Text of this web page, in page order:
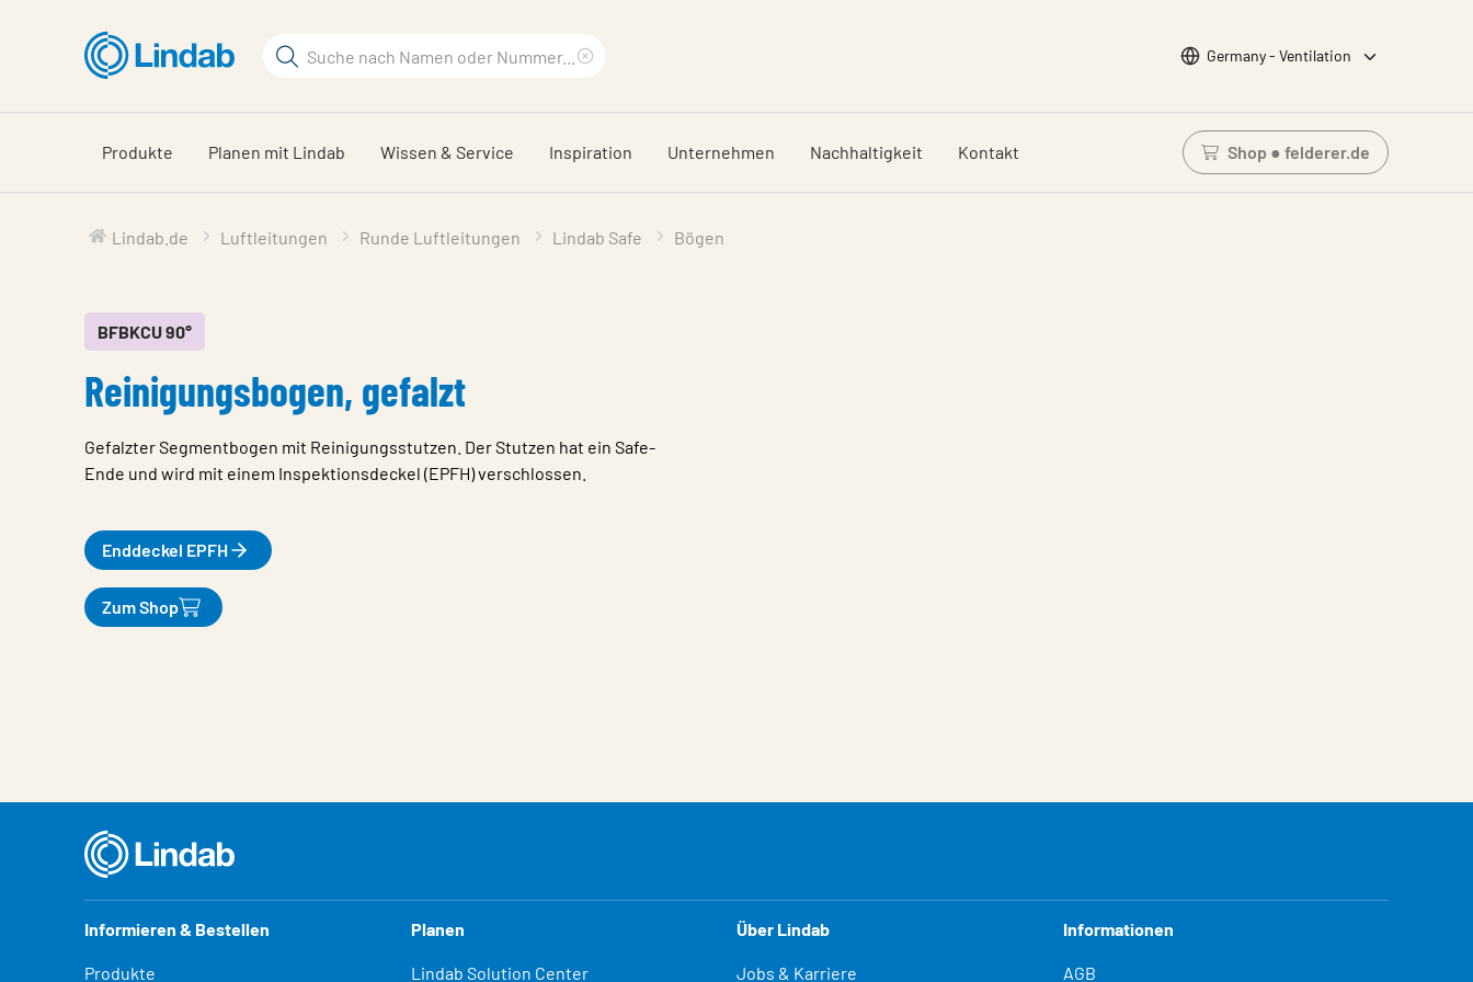
Hauptinhalt
Suchbegriff
durchsuchen
löschen
Wähle Sprache
Germany - Ventilation
Produkte Planen mit Lindab Wissen & Service Inspiration Unternehmen Nachhaltigkeit Kontakt Shop ● felderer.de
Einloggen um den
Lindab.de Luftleitungen Runde Luftleitungen Lindab Safe Bögen
BFBKCU 90°
Reinigungsbogen, gefalzt
Gefalzter Segmentbogen mit Reinigungsstutzen. Der Stutzen hat ein Safe-
Ende und wird mit einem Inspektionsdeckel (EPFH) verschlossen.
Enddeckel EPFH
Zum Shop
Informieren & Bestellen
Produkte
Planen
Lindab Solution Center
Über Lindab
Jobs & Karriere
Informationen
AGB